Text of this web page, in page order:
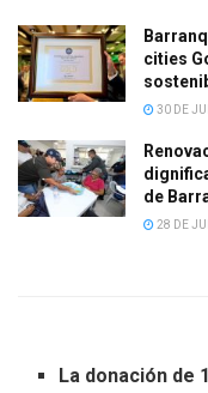
cities
30 DE
de
28 DE
La donación de